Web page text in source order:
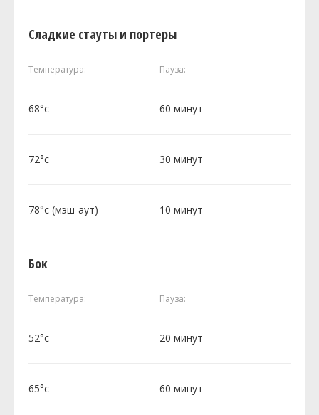
Сладкие стауты и портеры
Температура: Пауза:
68°c 60 минут
72°c 30 минут
78°c (мэш-аут) 10 минут
Бок
Температура: Пауза:
52°c 20 минут
65°c 60 минут